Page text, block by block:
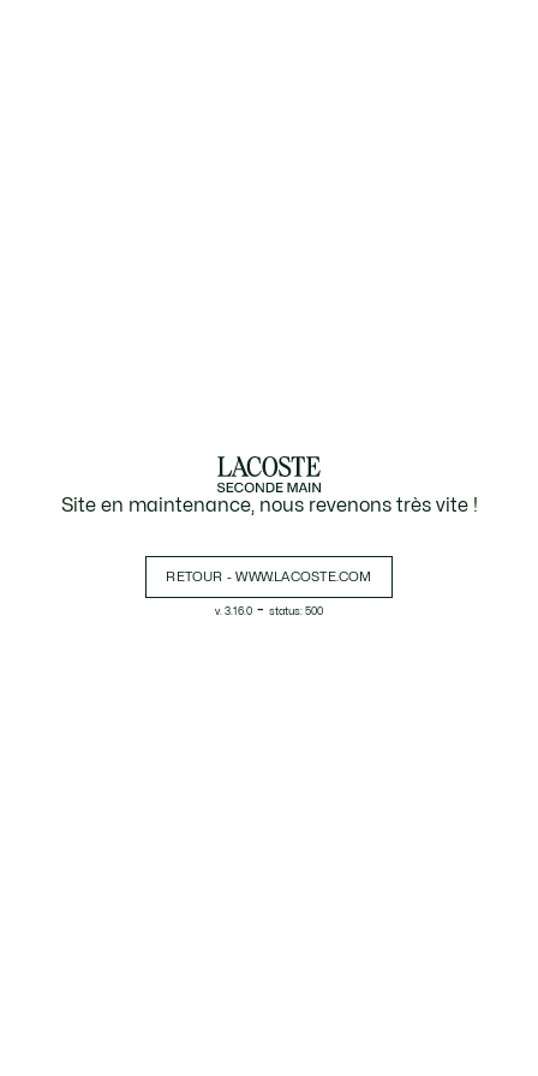
Site en maintenance, nous revenons très vite !
RETOUR - WWW.LACOSTE.COM
v. 3.16.0 - status: 500